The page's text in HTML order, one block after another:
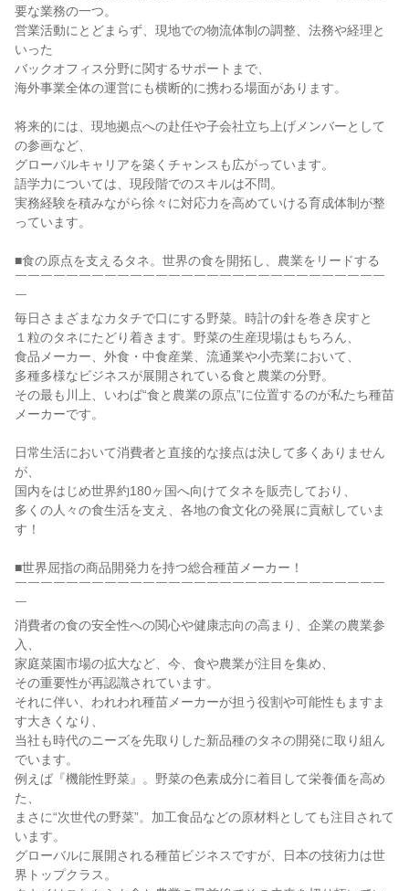
要な業務の一つ。
営業活動にとどまらず、現地での物流体制の調整、法務や経理と
いった
バックオフィス分野に関するサポートまで、
海外事業全体の運営にも横断的に携わる場面があります。
将来的には、現地拠点への赴任や子会社立ち上げメンバーとして
の参画など、
グローバルキャリアを築くチャンスも広がっています。
語学力については、現段階でのスキルは不問。
実務経験を積みながら徐々に対応力を高めていける育成体制が整
っています。
■食の原点を支えるタネ。世界の食を開拓し、農業をリードする
￣￣￣￣￣￣￣￣￣￣￣￣￣￣￣￣￣￣￣￣￣￣￣￣￣￣￣￣￣
￣
毎日さまざまなカタチで口にする野菜。時計の針を巻き戻すと
１粒のタネにたどり着きます。野菜の生産現場はもちろん、
食品メーカー、外食・中食産業、流通業や小売業において、
多種多様なビジネスが展開されている食と農業の分野。
その最も川上、いわば“食と農業の原点”に位置するのが私たち種苗
メーカーです。
日常生活において消費者と直接的な接点は決して多くありません
が、
国内をはじめ世界約180ヶ国へ向けてタネを販売しており、
多くの人々の食生活を支え、各地の食文化の発展に貢献していま
す！
■世界屈指の商品開発力を持つ総合種苗メーカー！
￣￣￣￣￣￣￣￣￣￣￣￣￣￣￣￣￣￣￣￣￣￣￣￣￣￣￣￣￣
￣
消費者の食の安全性への関心や健康志向の高まり、企業の農業参
入、
家庭菜園市場の拡大など、今、食や農業が注目を集め、
その重要性が再認識されています。
それに伴い、われわれ種苗メーカーが担う役割や可能性もますま
す大きくなり、
当社も時代のニーズを先取りした新品種のタネの開発に取り組ん
でいます。
例えば『機能性野菜』。野菜の色素成分に着目して栄養価を高め
た、
まさに“次世代の野菜”。加工食品などの原材料としても注目されて
います。
グローバルに展開される種苗ビジネスですが、日本の技術力は世
界トップクラス。